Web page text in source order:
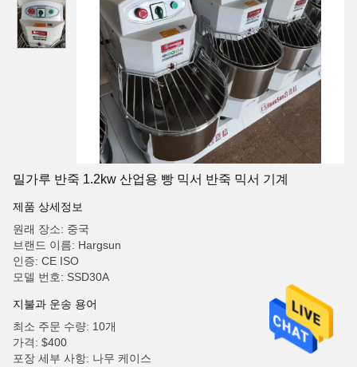
밀가루 반죽 1.2kw 산업용 빵 믹서 반죽 믹서 기계
제품 상세정보
원래 장소: 중국
브랜드 이름: Hargsun
인증: CE ISO
모델 번호: SSD30A
지불과 운송 용어
최소 주문 수량: 10개
가격: $400
포장 세부 사항: 나무 케이스